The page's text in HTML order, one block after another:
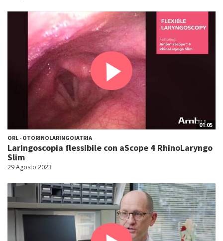
01:05
ORL - OTORINOLARINGOIATRIA
Laringoscopia flessibile con aScope 4 RhinoLaryngo
Slim
29 Agosto 2023